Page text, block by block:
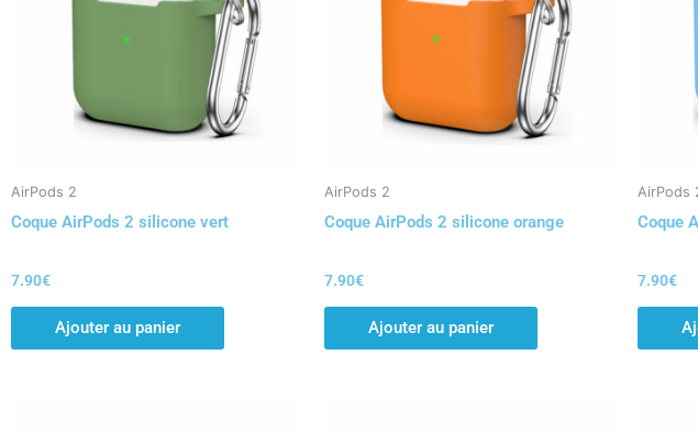
AirPods 2
Coque AirPods 2 silicone vert
7.90€
Ajouter au panier
AirPods 2
Coque AirPods 2 silicone orange
7.90€
Ajouter au panier
AirPods
Coque
7.90€